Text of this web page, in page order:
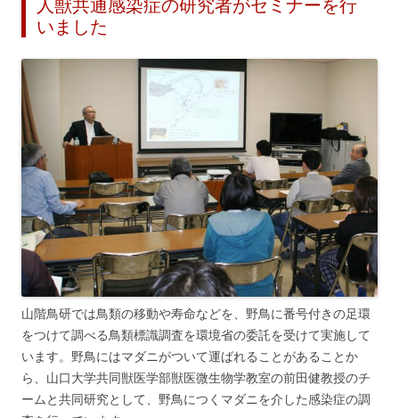
人獣共通感染症の研究者がセミナーを行
いました
山階鳥研では鳥類の移動や寿命などを、野鳥に番号付きの足環
をつけて調べる鳥類標識調査を環境省の委託を受けて実施して
います。野鳥にはマダニがついて運ばれることがあることか
ら、山口大学共同獣医学部獣医微生物学教室の前田健教授のチ
ームと共同研究として、野鳥につくマダニを介した感染症の調